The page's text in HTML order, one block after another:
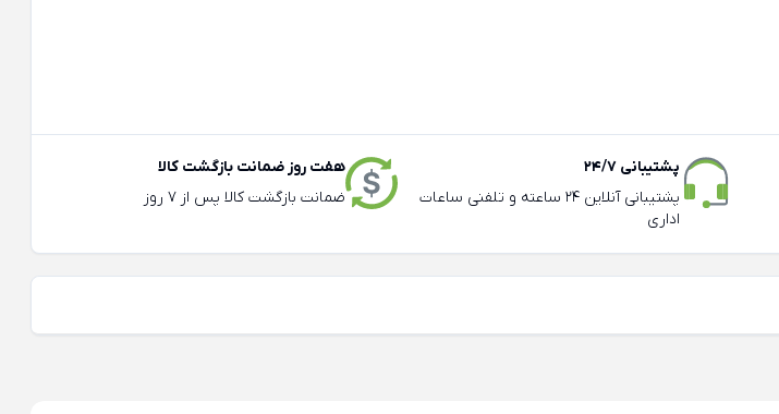
پشتیبانی 24/7
پشتیبانی آنلاین 24 ساعته و تلفنی ساعات
اداری
هفت روز ضمانت بازگشت کالا
ضمانت بازگشت کالا پس از 7 روز